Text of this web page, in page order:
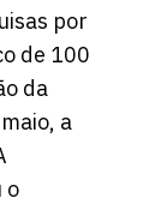
por
de 100
da
a
o